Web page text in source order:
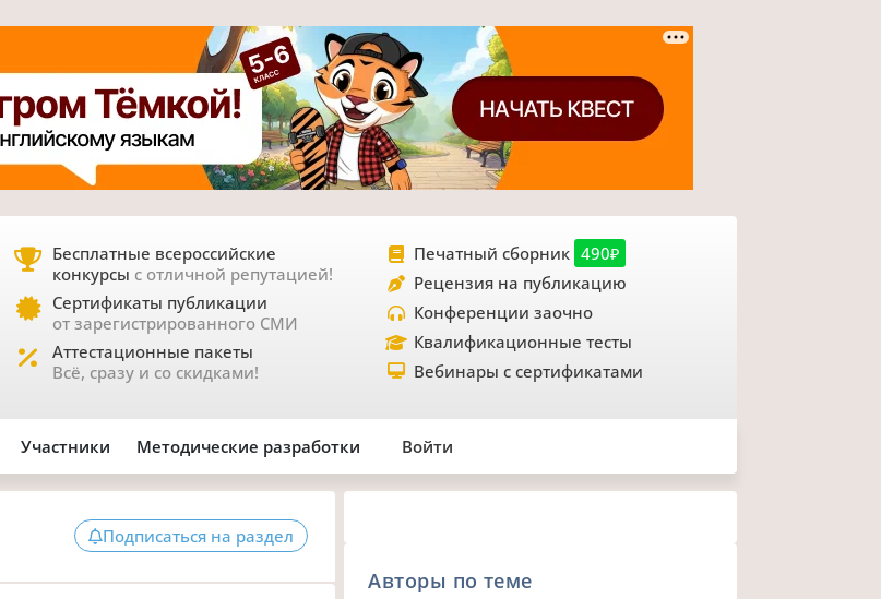
Бесплатные всероссийские
конкурсы с отличной репутацией!
Сертификаты публикации
от зарегистрированного СМИ
Аттестационные пакеты
Всё, сразу и со скидками!
Печатный сборник 490₽
Рецензия на публикацию
Конференции заочно
Квалификационные тесты
Вебинары с сертификатами
Участники Методические разработки Войти
Подписаться на раздел
Авторы по теме